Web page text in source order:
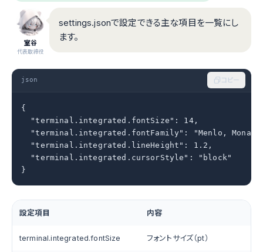
室谷
代表取締役
settings.jsonで設定できる主な項目を一覧にし
ます。
json コピー
{
  "terminal.integrated.fontSize": 14,
"terminal.integrated.fontFamily": "Menlo,
  "terminal.integrated.lineHeight": 1.2,
  "terminal.integrated.cursorStyle": "block"
}
設定項目 内容
terminal.integrated.fontSize フォントサイズ（pt）